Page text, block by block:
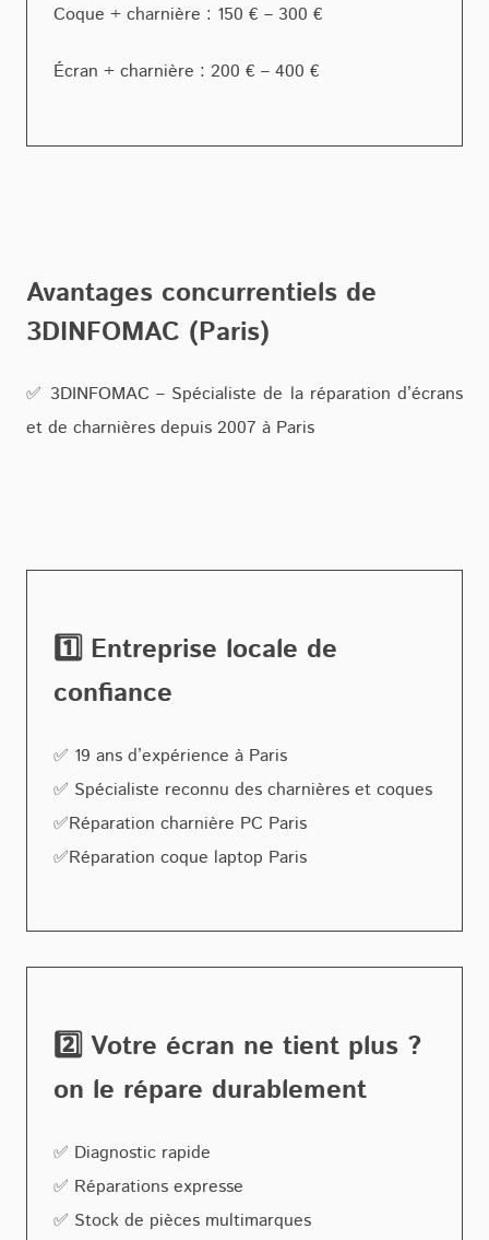
Coque + charnière : 150 € – 300 €
Écran + charnière : 200 € – 400 €
Avantages concurrentiels de
3DINFOMAC (Paris)
✅ 3DINFOMAC – Spécialiste de la réparation d’écrans
et de charnières depuis 2007 à Paris
1️⃣ Entreprise locale de
confiance
✅ 19 ans d’expérience à Paris
✅ Spécialiste reconnu des charnières et coques
✅Réparation charnière PC Paris
✅Réparation coque laptop Paris
2️⃣ Votre écran ne tient plus ?
on le répare durablement
✅ Diagnostic rapide
✅ Réparations expresse
✅ Stock de pièces multimarques